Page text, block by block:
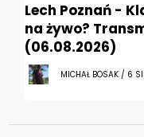
Lech Poznań -
na żywo?
(06.08.2026)
MICHAŁ BOSAK / 6